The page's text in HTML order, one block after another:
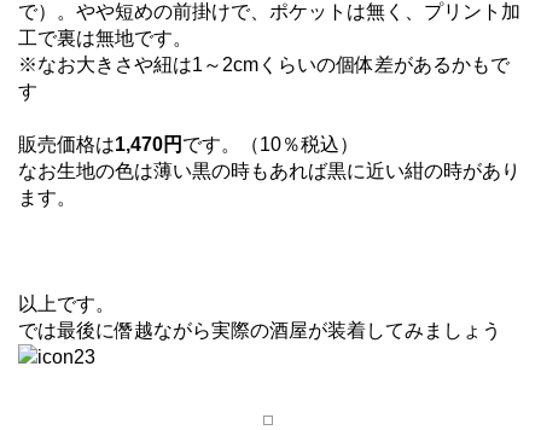
で）。やや短めの前掛けで、ポケットは無く、プリント加
工で裏は無地です。
※なお大きさや紐は1～2cmくらいの個体差があるかもで
す
販売価格は1,470円 です。（10％税込）
なお生地の色は薄い黒の時もあれば黒に近い紺の時があり
ます。
以上です。
では最後に僭越ながら実際の酒屋が装着してみましょう